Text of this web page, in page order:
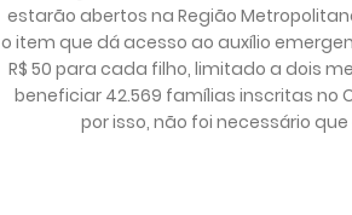
estarão abertos na Região
o item que dá acesso ao auxílio
R$ 50 para cada filho, limitado a dois
beneficiar 42.569 famílias inscritas no
por isso, não foi necessário